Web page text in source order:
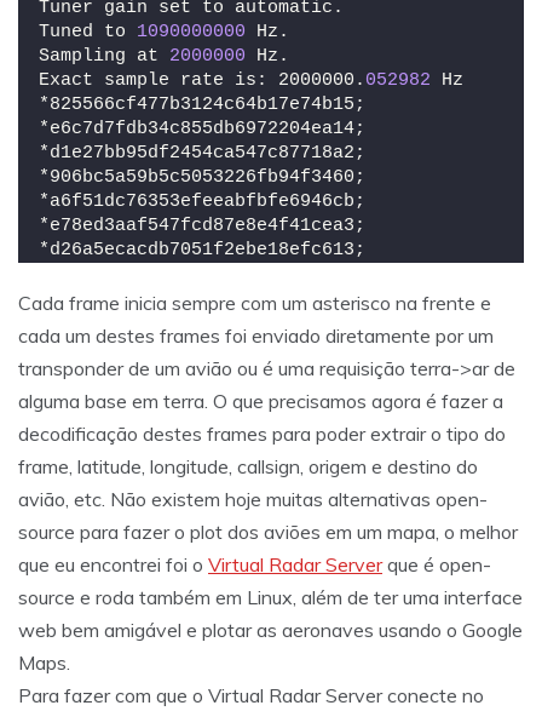
Tuner gain set to automatic.
Tuned to 1090000000 Hz.
Sampling at 2000000 Hz.
Exact sample rate is: 2000000. 052982 Hz
*825566cf477b3124c64b17e74b15;
*e6c7d7fdb34c855db6972204ea14;
*d1e27bb95df2454ca547c87718a2;
*906bc5a59b5c5053226fb94f3460;
*a6f51dc76353efeeabfbfe6946cb;
*e78ed3aaf547fcd87e8e4f41cea3;
*d26a5ecacdb7051f2ebe18efc613;
Cada frame inicia sempre com um asterisco na frente e
cada um destes frames foi enviado diretamente por um
transponder de um avião ou é uma requisição terra->ar de
alguma base em terra. O que precisamos agora é fazer a
decodificação destes frames para poder extrair o tipo do
frame, latitude, longitude, callsign, origem e destino do
avião, etc. Não existem hoje muitas alternativas open-
source para fazer o plot dos aviões em um mapa, o melhor
que eu encontrei foi o Virtual Radar Serverque é open-
source e roda também em Linux, além de ter uma interface
web bem amigável e plotar as aeronaves usando o Google
Maps.
Para fazer com que o Virtual Radar Server conecte no